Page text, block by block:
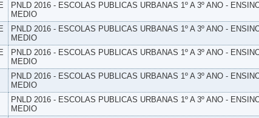
PNLD 2016 - ESCOLAS PUBLICAS URBANAS 1º A 3º ANO -
MEDIO
PNLD 2016 - ESCOLAS PUBLICAS URBANAS 1º A 3º ANO -
MEDIO
PNLD 2016 - ESCOLAS PUBLICAS URBANAS 1º A 3º ANO -
MEDIO
PNLD 2016 - ESCOLAS PUBLICAS URBANAS 1º A 3º ANO -
MEDIO
PNLD 2016 - ESCOLAS PUBLICAS URBANAS 1º A 3º ANO -
MEDIO